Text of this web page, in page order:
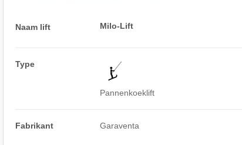
Naam lift Milo-Lift
Type
Pannenkoeklift
Fabrikant Garaventa